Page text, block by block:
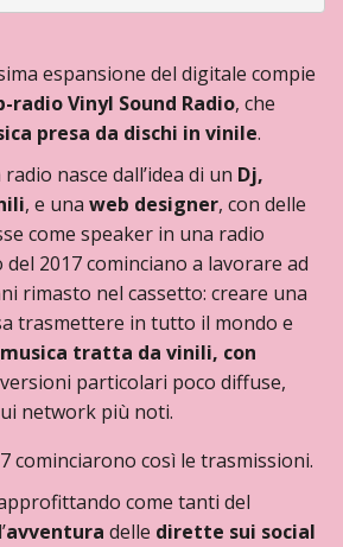
espansione del digitale compie
radioVinyl Sound Radio, che
presa da dischi in vinile.
nasce dall’idea di un Dj,
, e una web designer, con delle
come speaker in una radio
del 2017 cominciano a lavorare ad
rimasto nel cassetto: creare una
trasmettere in tutto il mondo e
musica tratta da vinili, con
particolari poco diffuse,
network più noti.
cominciarono così le trasmissioni.
come tanti del
avventura delle dirette sui social